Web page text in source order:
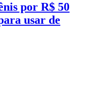
por R$ 50
usar de